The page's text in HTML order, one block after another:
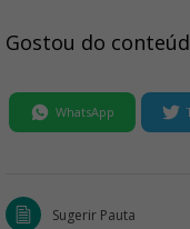
Gostou do
WhatsApp
Sugerir Pauta